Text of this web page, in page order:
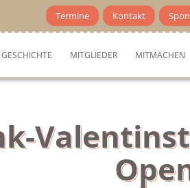
Termine Kontakt
GESCHICHTE MITGLIEDER MITMACHEN